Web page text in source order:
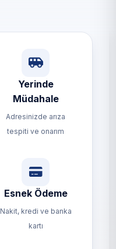
Yerinde
Müdahale
Adresinizde arıza
tespiti ve onarım
Esnek Ödeme
Nakit, kredi ve banka
kartı